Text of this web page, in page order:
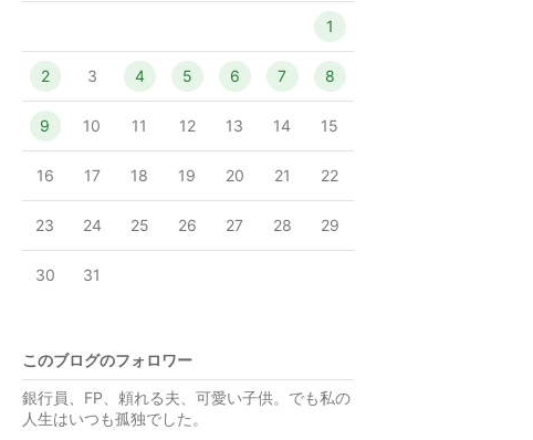
1
2 3 4 5 6 7 8
9 10 11 12 13 14 15
16 17 18 19 20 21 22
23 24 25 26 27 28 29
30 31
このブログのフォロワー
銀行員、FP、頼れる夫、可愛い子供。でも私の
人生はいつも孤独でした。